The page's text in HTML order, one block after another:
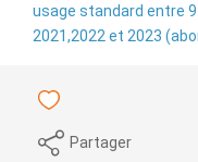
usage standard entre
2021,2022 et 2023
Partager